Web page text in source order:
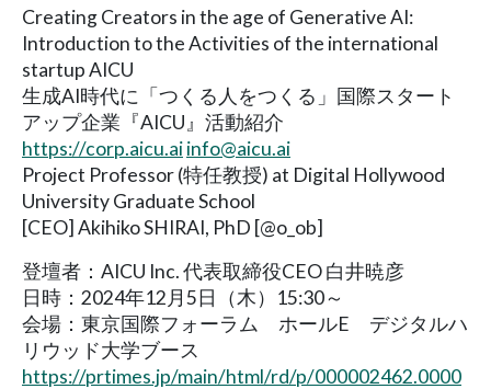
Creating Creators in the age of Generative AI:
Introduction to the Activities of the international
startup AICU
生成AI時代に「つくる人をつくる」国際スタート
アップ企業『AICU』活動紹介
https://corp.aicu.aiinfo@aicu.ai
Project Professor (特任教授) at Digital Hollywood
University Graduate School
[CEO] Akihiko SHIRAI, PhD [@o_ob]
登壇者：AICU Inc. 代表取締役CEO 白井暁彦
日時：2024年12月5日（木）15:30～
会場：東京国際フォーラム ホールE デジタルハ
リウッド大学ブース
https://prtimes.jp/main/html/rd/p/000002462.0000